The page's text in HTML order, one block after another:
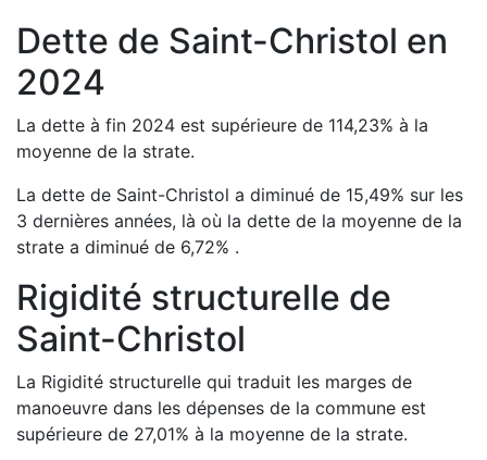
Dette de Saint-Christol en
2024
La dette à fin 2024 est supérieure de 114,23% à la
moyenne de la strate.
La dette de Saint-Christol a diminué de 15,49% sur les
3 dernières années, là où la dette de la moyenne de la
strate a diminué de 6,72% .
Rigidité structurelle de
Saint-Christol
La Rigidité structurelle qui traduit les marges de
manoeuvre dans les dépenses de la commune est
supérieure de 27,01% à la moyenne de la strate.